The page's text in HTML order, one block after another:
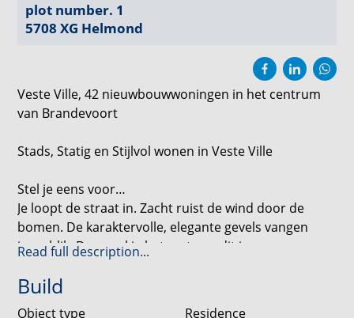
plot number. 1
5708 XG Helmond
Veste Ville, 42 nieuwbouwwoningen in het centrum
van Brandevoort
Stads, Statig en Stijlvol wonen in Veste Ville
Stel je eens voor…
Je loopt de straat in. Zacht ruist de wind door de
bomen. De karaktervolle, elegante gevels vangen
jouw blik. Dan voel je het meteen: dit is geen gewone
buurt. Dit is Veste Ville.
Read full description...
Build
Object type
Residence